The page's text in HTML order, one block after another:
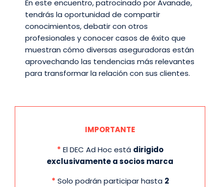
En este encuentro, patrocinado por Avanade,
tendrás la oportunidad de compartir
conocimientos, debatir con otros
profesionales y conocer casos de éxito que
muestran cómo diversas aseguradoras están
aprovechando las tendencias más relevantes
para transformar la relación con sus clientes.
IMPORTANTE
* El DEC Ad Hoc está dirigido
exclusivamente a socios marca
* Solo podrán participar hasta 2